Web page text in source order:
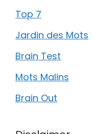
Top 7
Jardin des Mots
Brain Test
Mots Malins
Brain Out